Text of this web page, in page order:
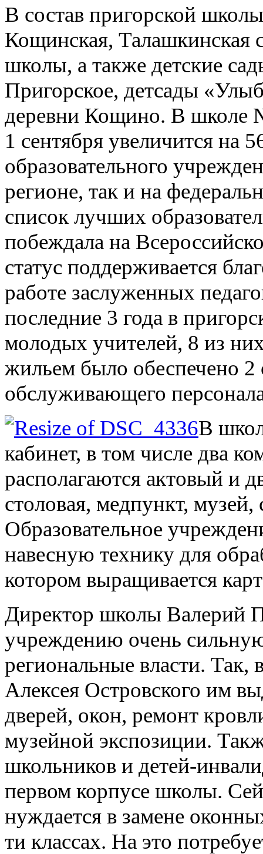
В состав пригорской
Кощинская, Талашкинская
школы, а также детские
Пригорское, детсады
деревни Кощино. В школе
1 сентября увеличится на
образовательного
регионе, так и на
список лучших
побеждала на
статус поддерживается
работе заслуженных
последние 3 года в
молодых учителей, 8 из
жильем было обеспечено 2
обслуживающего
В
кабинет, в том числе два
располагаются актовый и
столовая, медпункт,
Образовательное
навесную технику для
котором выращивается
Директор школы Валерий
учреждению очень
региональные власти.
Алексея Островского им
дверей, окон, ремонт
музейной экспозиции.
школьников и детей-
первом корпусе школы.
нуждается в замене
ти классах. На это